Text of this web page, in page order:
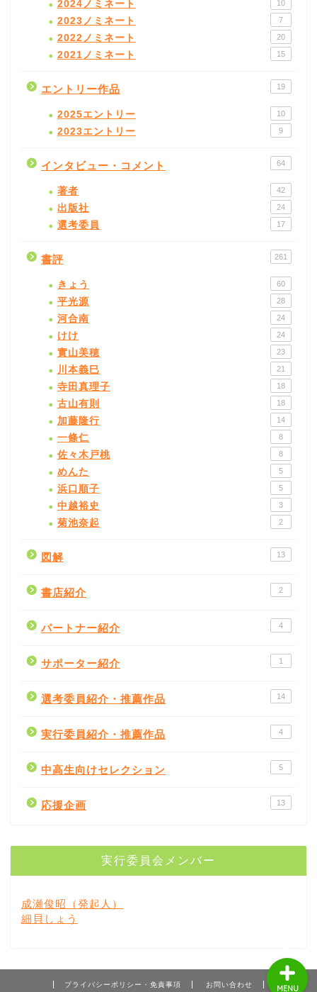
2024ノミネート 10
2023ノミネート 7
2022ノミネート 20
2021ノミネート 15
エントリー作品 19
2025エントリー 10
2023エントリー 9
インタビュー・コメント 64
著者 42
出版社 24
選考委員 17
書評 261
きょう 60
平光源 28
河合南 24
けけ 24
實山美穂 23
川本義巳 21
寺田真理子 18
古山有則 18
加藤隆行 14
一條仁 8
佐々木戸桃 8
めんた 5
浜口順子 5
中越裕史 3
菊池奈起 2
図解 13
書店紹介 2
パートナー紹介 4
サポーター紹介 1
選考委員紹介・推薦作品 14
実行委員紹介・推薦作品 4
中高生向けセレクション 5
応援企画 13
実行委員会メンバー
成瀬俊昭（発起人）
細貝しょう
プライバシーポリシー・免責事項 お問い合わせ MENU